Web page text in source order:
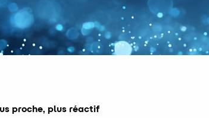
proche, plus réactif